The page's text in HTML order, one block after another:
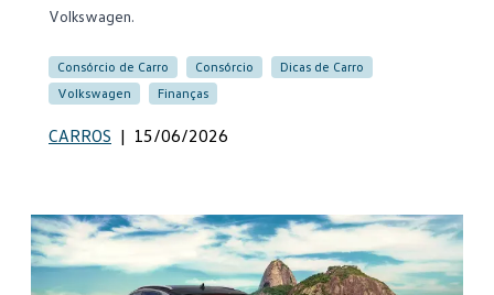
Volkswagen.
Consórcio de Carro Consórcio
Dicas de Carro
Volkswagen
Finanças
CARROS | 15/06/2026